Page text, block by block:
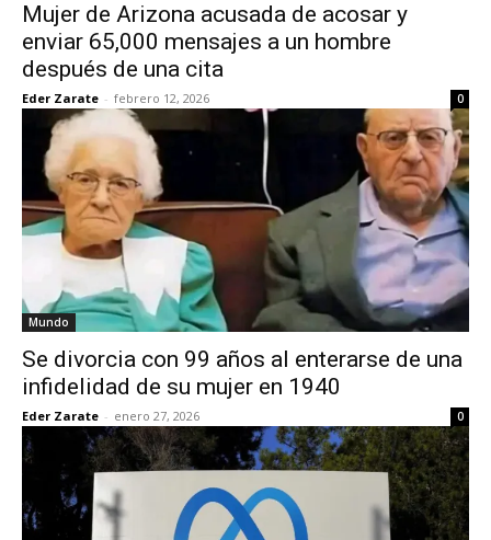
Mujer de Arizona acusada de acosar y
enviar 65,000 mensajes a un hombre
después de una cita
Eder Zarate - febrero 12, 2026 0
Mundo
Se divorcia con 99 años al enterarse de una
infidelidad de su mujer en 1940
Eder Zarate - enero 27, 2026 0